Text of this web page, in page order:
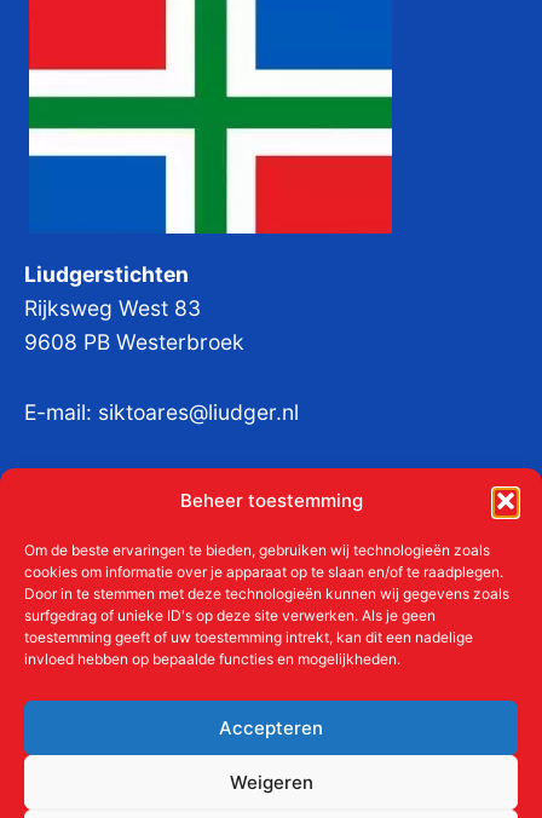
Beheer toestemming
Om de beste ervaringen te bieden, gebruiken wij technologieën zoals
cookies om informatie over je apparaat op te slaan en/of te raadplegen.
Door in te stemmen met deze technologieën kunnen wij gegevens zoals
surfgedrag of unieke ID's op deze site verwerken. Als je geen
toestemming geeft of uw toestemming intrekt, kan dit een nadelige
invloed hebben op bepaalde functies en mogelijkheden.
Accepteren
Weigeren
Liudgerstichten
Rijksweg West 83
9608 PB Westerbroek
E-mail: siktoares@liudger.nl
KvKnr:41011712
Meer over de Liudgerstichten
Aanmelden als donateur
ANBI